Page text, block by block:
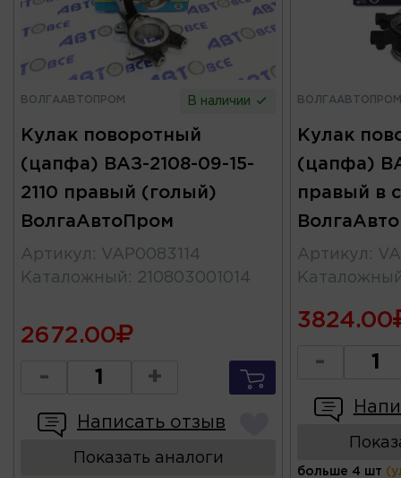
ВОЛГААВТОПРОМ В наличии
Кулак поворотный
(цапфа) ВАЗ-2108-09-15-
2110 правый (голый)
ВолгаАвтоПром
Артикул : VAP0083114
Каталожный : 210803001014
2672.00
- +
Написать отзыв
Показать аналоги
ВОЛГААВТОПРОМ
Кулак
(цапфа)
правый в
Артикул :
3824.00
-
больше 4 шт